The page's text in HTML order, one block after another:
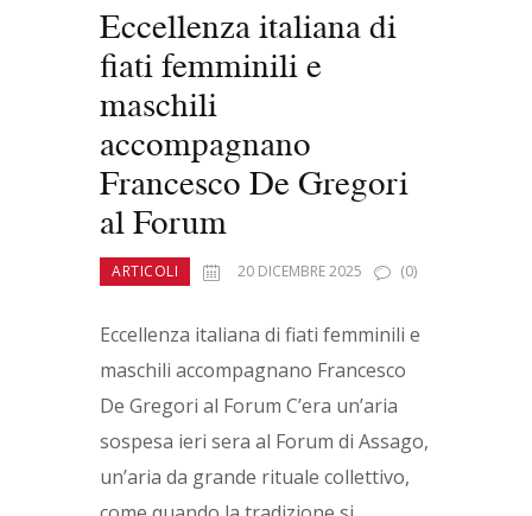
Eccellenza italiana di
fiati femminili e
maschili
accompagnano
Francesco De Gregori
al Forum
ARTICOLI 20 DICEMBRE 2025 (0)
Eccellenza italiana di fiati femminili e
maschili accompagnano Francesco
De Gregori al Forum C’era un’aria
sospesa ieri sera al Forum di Assago,
un’aria da grande rituale collettivo,